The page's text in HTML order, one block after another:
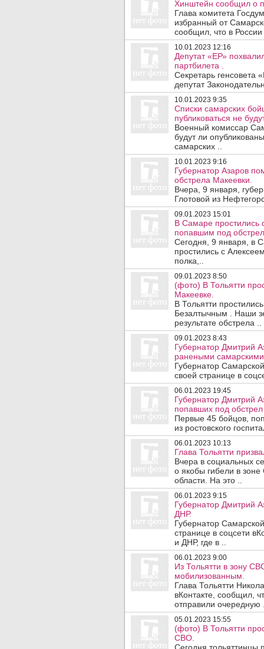
Хинштейн сообщил о
Глава комитета
избранный от
сообщил, что в России
10.01.2023 12:16
Депутат «ЕР»
партбилета .
Секретарь генсовета
депутат
10.01.2023 9:35
Списки самарских
публиковаться не
Военный комиссар
будут ли
самарских ..
10.01.2023 9:16
Губернатор Азаров
обстрела Макеевки.
Вчера, 9 января,
Глотовой из
09.01.2023 15:01
В Самаре простились
попавшим под
Сегодня, 9 января, в
простились с
полка,..
09.01.2023 8:50
(фото) В Тольятти
Макеевке.
В Тольятти
Безалтычным . Наши
результате обстрела ..
09.01.2023 8:43
Губернатор Дмитрий
ранеными
Губернатор
своей странице в
06.01.2023 19:45
Губернатор Дмитрий
попавших под
Первые 45 бойцов,
из ростовского
06.01.2023 10:13
Глава Тольятти
Вчера в социальных
о якобы гибели в
области. На это ..
06.01.2023 9:15
Губернатор Дмитрий
ДНР.
Губернатор
странице в соцсети
и ДНР, где в ..
06.01.2023 9:00
Из Тольятти в зону
мобилизованным.
Глава Тольятти
вКонтакте, сообщил,
отправили очередную
05.01.2023 15:55
(фото) В Тольятти
СВО.